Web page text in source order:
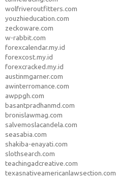
wolfriveroutfitters.com
youzhieducation.com
zeckoware.com
w-rabbit.com
forexcalendar.my.id
forexcost.my.id
forexcracked.my.id
austinmgarner.com
awinterromance.com
awppgh.com
basantpradhanmd.com
bronislawmag.com
salvemoslacandela.com
seasabia.com
shakiba-enayati.com
slothsearch.com
teachingadcreative.com
texasnativeamericanlawsection.com